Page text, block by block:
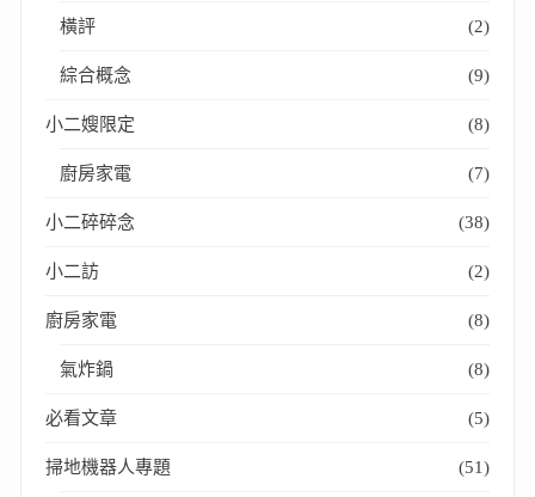
橫評 (2)
綜合概念 (9)
小二嫂限定 (8)
廚房家電 (7)
小二碎碎念 (38)
小二訪 (2)
廚房家電 (8)
氣炸鍋 (8)
必看文章 (5)
掃地機器人專題 (51)